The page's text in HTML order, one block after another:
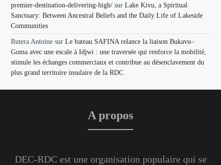
premier-destination-delivering-high/ surLake Kivu, a Spiritual
Sanctuary: Between Ancestral Beliefs and the Daily Life of Lakeside
Communities
Rutera Antoine surLe bateau SAFINA relance la liaison Bukavu–
Goma avec une escale à Idjwi : une traversée qui renforce la mobilité,
stimule les échanges commerciaux et contribue au désenclavement du
plus grand territoire insulaire de la RDC
A propos
DEC-RDC est une organisation populaire qui se